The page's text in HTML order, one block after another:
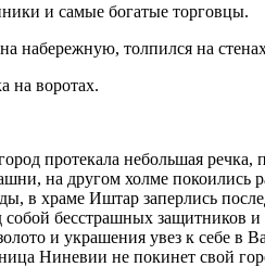
и самые богатые торговцы.
набережную, толпился на
воротах.
протекала небольшая
на другом холме
в храме Иштар заперлись
бесстрашных защитников
и украшения увез к себе
Ниневии не покинет свой